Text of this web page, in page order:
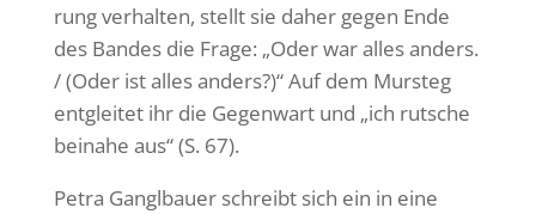
rung verhalten, stellt sie daher gegen Ende
des Bandes die Frage: „Oder war alles anders.
/ (Oder ist alles anders?)“ Auf dem Mursteg
entgleitet ihr die Gegen­wart und „ich rutsche
beinahe aus“ (S. 67).
Petra Gangl­bauer schreibt sich ein in eine